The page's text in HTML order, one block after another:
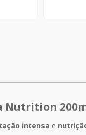
Nutrition
intensa e